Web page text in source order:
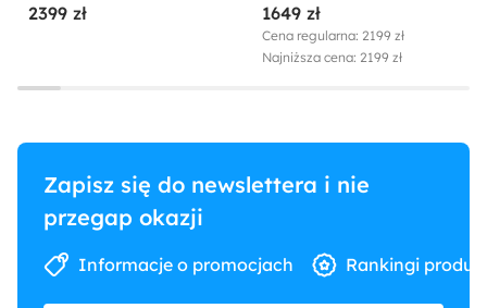
2399 zł
hydrofobowa nóżki
czarne
1649 zł
Cena regularna: 2199 zł
Najniższa cena: 2199 zł
Zapisz się do newslettera i nie
przegap okazji
Informacje o promocjach Rankingi